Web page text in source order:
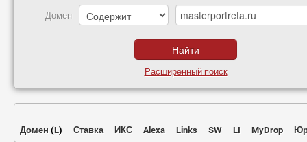
Домен
Расширенный поиск
Домен (L) Ставка ИКС Alexa Links SW LI MyDrop